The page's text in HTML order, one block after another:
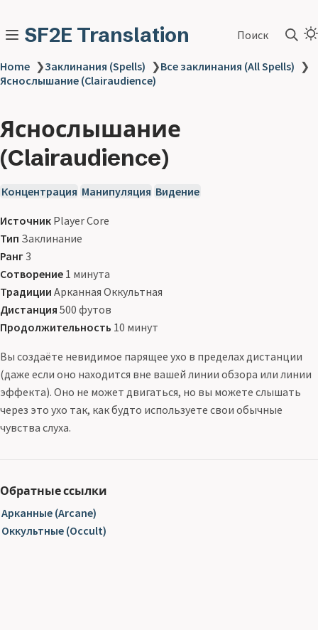
SF2E Translation Поиск
Home ❯Заклинания (Spells) ❯Все заклинания (All Spells) ❯
Яснослышание (Clairaudience)
Яснослышание
(Clairaudience)
Концентрация Манипуляция Видение
Источник Player Core
Тип Заклинание
Ранг3
Сотворение 1 минута
Традиции Арканная Оккультная
Дистанция 500 футов
Продолжительность 10 минут
Вы создаёте невидимое парящее ухо в пределах дистанции
(даже если оно находится вне вашей линии обзора или линии
эффекта). Оно не может двигаться, но вы можете слышать
через это ухо так, как будто используете свои обычные
чувства слуха.
Обратные ссылки
Арканные (Arcane)
Оккультные (Occult)